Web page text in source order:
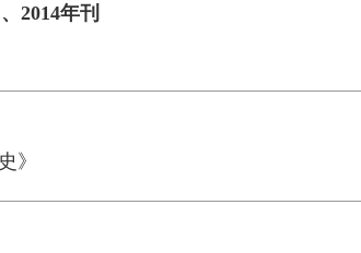
2014年刊
》